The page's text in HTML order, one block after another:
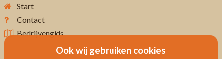
Start
Contact
Bedrijvengids
Ook wij gebruiken cookies